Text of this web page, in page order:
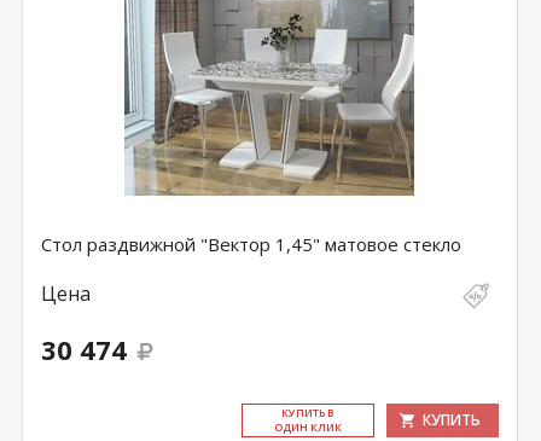
Стол раздвижной "Вектор 1,45" матовое стекло
Цена
30 474
КУ­ПИТЬ В
ОДИН КЛИК
КУПИТЬ